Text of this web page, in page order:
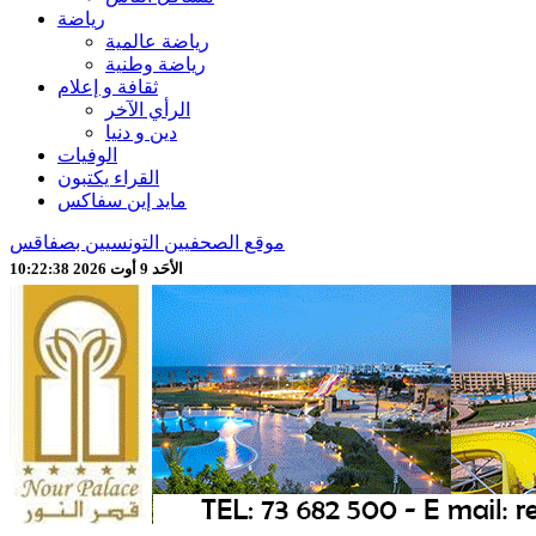
رياضة
رياضة عالمية
رياضة وطنية
ثقافة و إعلام
الرأي الآخر
دين و دنيا
الوفيات
القراء يكتبون
مايد إين سفاكس
موقع الصحفيين التونسيين بصفاقس
الأحَد 9 أوت 2026 10:22:40